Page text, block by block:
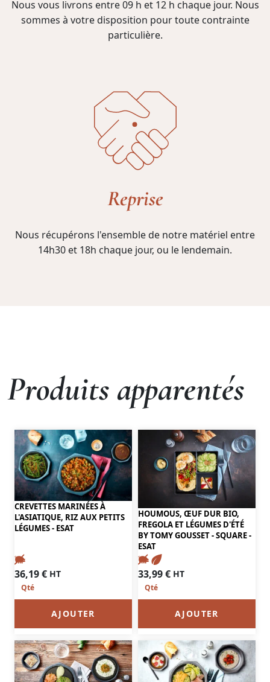
Nous vous livrons entre 09 h et 12 h chaque jour. Nous
sommes à votre disposition pour toute contrainte
particulière.
Reprise
Nous récupérons l'ensemble de notre matériel entre
14h30 et 18h chaque jour, ou le lendemain.
Produits apparentés
CREVETTES MARINÉES À
L'ASIATIQUE, RIZ AUX PETITS
LÉGUMES - ESAT
36,19€ HT
AJOUTER
HOUMOUS, ŒUF DUR BIO,
FREGOLA ET LÉGUMES D'ÉTÉ
BY TOMY GOUSSET - SQUARE -
ESAT
33,99€ HT
AJOUTER